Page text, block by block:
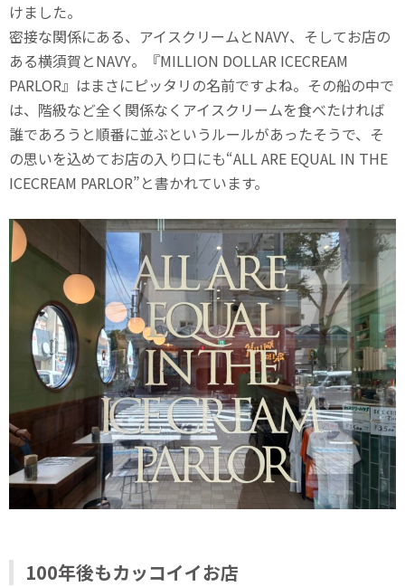
けました。
密接な関係にある、アイスクリームとNAVY、そしてお店の
ある横須賀とNAVY。『MILLION DOLLAR ICECREAM
PARLOR』はまさにピッタリの名前ですよね。その船の中で
は、階級など全く関係なくアイスクリームを食べたければ
誰であろうと順番に並ぶというルールがあったそうで、そ
の思いを込めてお店の入り口にも“ALL ARE EQUAL IN THE
ICECREAM PARLOR”と書かれています。
100年後もカッコイイお店